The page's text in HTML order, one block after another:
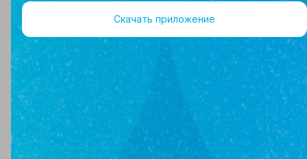
населенных пунктах. Наша команда поможет
найти дом, который идеально подойдет по
вашим критериям. Звоните!
Фильтр На карте
1 дом По умолчанию